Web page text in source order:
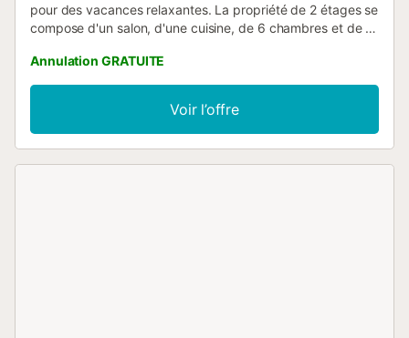
pour des vacances relaxantes. La propriété de 2 étages se
compose d'un salon, d'une cuisine, de 6 chambres et de 6
équipements supplémentaires comprennent le Wi-Fi, une
télévision ainsi qu'une machine à laver. Un lit bébé est
également disponible. Cet hébergement ne propose pas :
la climatisation. Cette propriété offre un espace extérieur
partagé avec un jardin et un barbecue pour que les clients
Annulation GRATUITE
Voir l’offre